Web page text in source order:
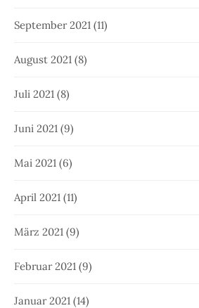
September 2021 (11)
August 2021 (8)
Juli 2021 (8)
Juni 2021 (9)
Mai 2021 (6)
April 2021 (11)
März 2021 (9)
Februar 2021 (9)
Januar 2021 (14)